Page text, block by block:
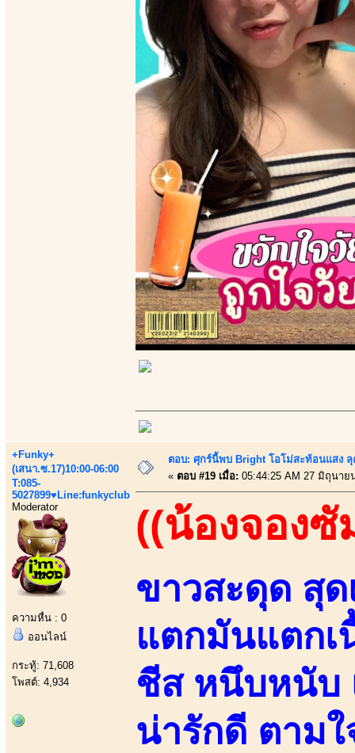
+Funky+
(เสนา.ซ.17)10:00-06:00
T:085-
5027899♥Line:funkyclub
Moderator
ความหื่น : 0
ออนไลน์
กระทู้: 71,608
โพสต์: 4,934
ตอบ: ศุกร์นี้พบ Bright โอโม่สะท้อนแสง
« ตอบ #19 เมื่อ: 05:44:25 AM 27 มิถุนาย
((น้องจองซั
ขาวสะดุด สุด
แตกมันแตกเ
ชีส หนึบหนับ
น่ารักดี ตามใ